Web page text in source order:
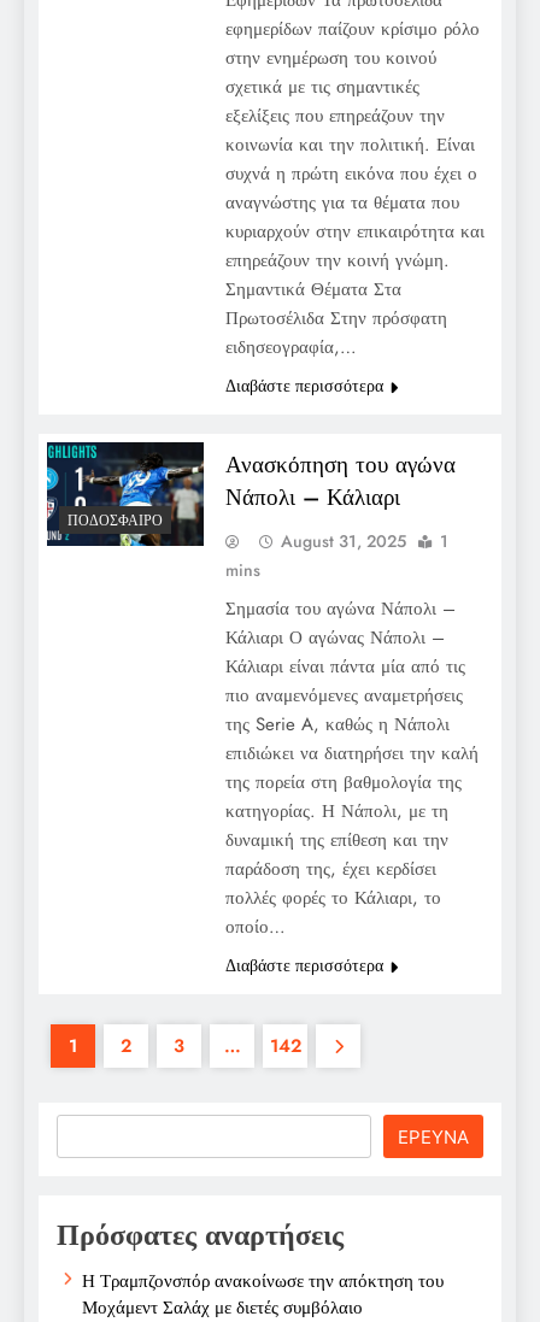
εφημερίδων παίζουν κρίσιμο ρόλο
στην ενημέρωση του κοινού
σχετικά με τις σημαντικές
εξελίξεις που επηρεάζουν την
κοινωνία και την πολιτική. Είναι
συχνά η πρώτη εικόνα που έχει ο
αναγνώστης για τα θέματα που
κυριαρχούν στην επικαιρότητα και
επηρεάζουν την κοινή γνώμη.
Σημαντικά Θέματα Στα
Πρωτοσέλιδα Στην πρόσφατη
ειδησεογραφία,…
Διαβάστε περισσότερα
ΠΟΔΌΣΦΑΙΡΟ
Ανασκόπηση του αγώνα
Νάπολι – Κάλιαρι
August 31, 2025
1
mins
Σημασία του αγώνα Νάπολι –
Κάλιαρι Ο αγώνας Νάπολι –
Κάλιαρι είναι πάντα μία από τις
πιο αναμενόμενες αναμετρήσεις
της Serie A, καθώς η Νάπολι
επιδιώκει να διατηρήσει την καλή
της πορεία στη βαθμολογία της
κατηγορίας. Η Νάπολι, με τη
δυναμική της επίθεση και την
παράδοση της, έχει κερδίσει
πολλές φορές το Κάλιαρι, το
οποίο…
Διαβάστε περισσότερα
1 2 3 … 142
ΕΡΕΥΝΑ
Πρόσφατες αναρτήσεις
Η Τραμπζονσπόρ ανακοίνωσε την απόκτηση του
Μοχάμεντ Σαλάχ με διετές συμβόλαιο